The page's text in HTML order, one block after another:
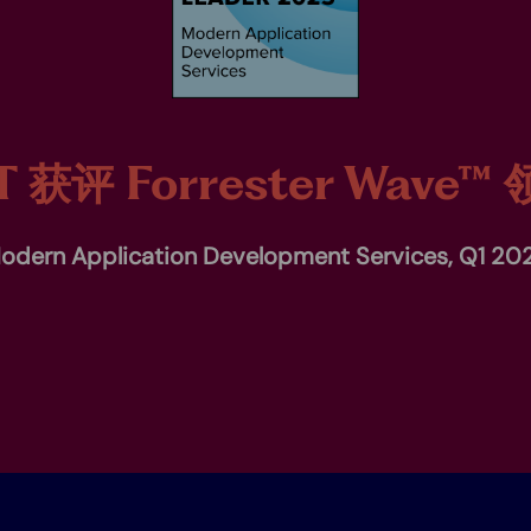
获评 Forrester Wave™
Application Development Services, Q1